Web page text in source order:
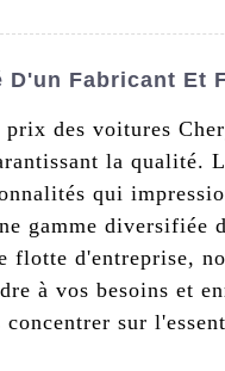
Fabricant Et
des voitures
la qualité.
qui
gamme diversifiée
flotte d'entreprise,
à vos besoins et
sur